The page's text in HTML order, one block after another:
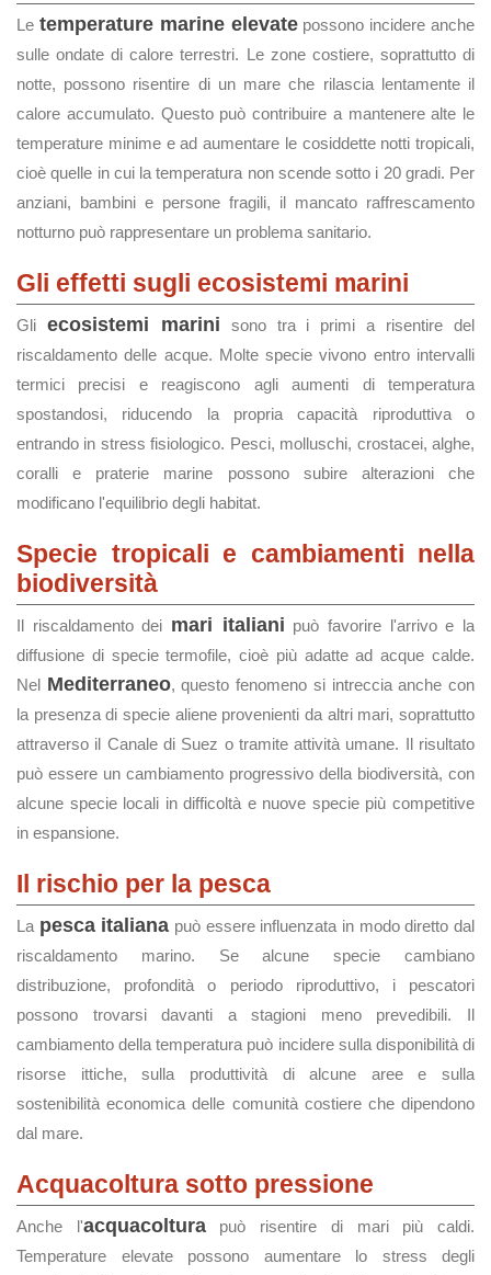
Le temperature marine elevatepossono incidere anche
sulle ondate di calore terrestri. Le zone costiere, soprattutto di
notte, possono risentire di un mare che rilascia lentamente il
calore accumulato. Questo può contribuire a mantenere alte le
temperature minime e ad aumentare le cosiddette notti tropicali,
cioè quelle in cui la temperatura non scende sotto i 20 gradi. Per
anziani, bambini e persone fragili, il mancato raffrescamento
notturno può rappresentare un problema sanitario.
Gli effetti sugli ecosistemi marini
Gli ecosistemi marini sono tra i primi a risentire del
riscaldamento delle acque. Molte specie vivono entro intervalli
termici precisi e reagiscono agli aumenti di temperatura
spostandosi, riducendo la propria capacità riproduttiva o
entrando in stress fisiologico. Pesci, molluschi, crostacei, alghe,
coralli e praterie marine possono subire alterazioni che
modificano l'equilibrio degli habitat.
Specie tropicali e cambiamenti nella
biodiversità
Il riscaldamento dei mari italiani può favorire l'arrivo e la
diffusione di specie termofile, cioè più adatte ad acque calde.
Nel Mediterraneo, questo fenomeno si intreccia anche con
la presenza di specie aliene provenienti da altri mari, soprattutto
attraverso il Canale di Suez o tramite attività umane. Il risultato
può essere un cambiamento progressivo della biodiversità, con
alcune specie locali in difficoltà e nuove specie più competitive
in espansione.
Il rischio per la pesca
La pesca italiana può essere influenzata in modo diretto dal
riscaldamento marino. Se alcune specie cambiano
distribuzione, profondità o periodo riproduttivo, i pescatori
possono trovarsi davanti a stagioni meno prevedibili. Il
cambiamento della temperatura può incidere sulla disponibilità di
risorse ittiche, sulla produttività di alcune aree e sulla
sostenibilità economica delle comunità costiere che dipendono
dal mare.
Acquacoltura sotto pressione
Anche l'acquacolturapuò risentire di mari più caldi.
Temperature elevate possono aumentare lo stress degli